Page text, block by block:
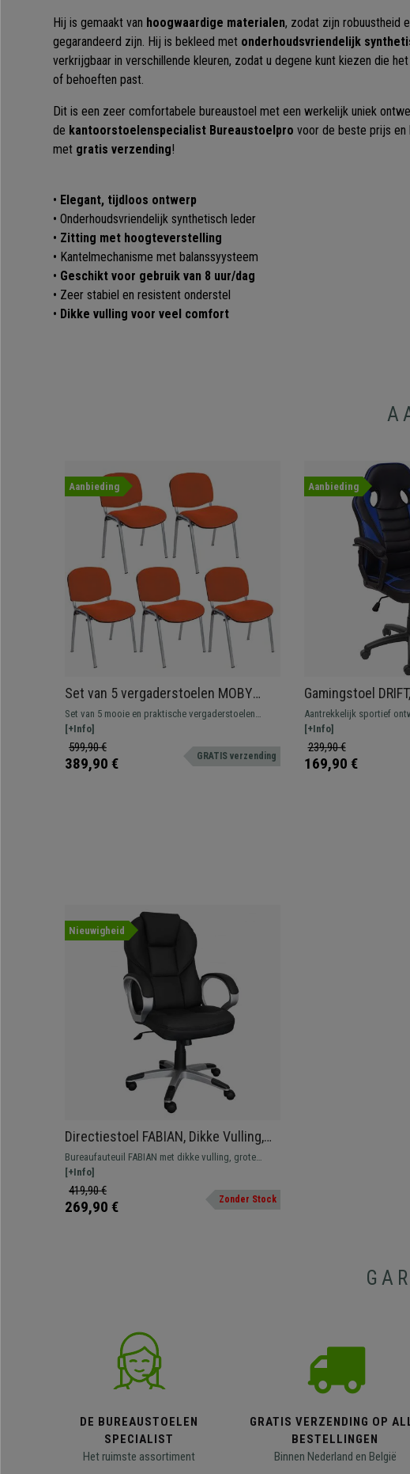
Hij is gemaakt van hoogwaardige materialen, zodat zijn robuustheid
gegarandeerd zijn. Hij is bekleed met onderhoudsvriendelijk
verkrijgbaar in verschillende kleuren, zodat u degene kunt kiezen die
of behoeften past.
Dit is een zeer comfortabele bureaustoel met een werkelijk uniek
de kantoorstoelenspecialist Bureaustoelpro voor de beste prijs en
met gratis verzending!
• Elegant, tijdloos ontwerp
• Onderhoudsvriendelijk synthetisch leder
• Zitting met hoogteverstelling
• Kantelmechanisme met balanssyysteem
• Geschikt voor gebruik van 8 uur/dag
• Zeer stabiel en resistent onderstel
• Dikke vulling voor veel comfort
Aanbieding
Set van 5 vergaderstoelen MOBY
BASE, Comfortabel en praktisch,
Ongelooflijke Prijs, Kleur Oranje en
Grijze Poten
Set van 5 mooie en praktische vergaderstoelen
MOBY BASE, een typische vergaderstoel om in
wacht- of vergaderruimtes te plaatsen voor klanten
of bezoekers.
[+Info]
599,90 €
389,90 € GRATIS verzending
Aanbieding
Gamingstoel
Rugleuning,
Zwart/Blauw Leder
Aantrekkelijk sportief
uiterst comfortabel voor
[+Info]
239,90 €
169,90 €
Nieuwigheid
Directiestoel FABIAN, Dikke Vulling,
Kantelmechanisme, in Zwart Leder
Bureaufauteuil FABIAN met dikke vulling, grote
hoofdsteun en lendensteun geïntegreerd in de
rugleuning.
[+Info]
419,90 €
269,90 € Zonder Stock
DE BUREAUSTOELEN
SPECIALIST
Het ruimste assortiment
GRATIS VERZENDING OP
BESTELLINGEN
Binnen Nederland en België